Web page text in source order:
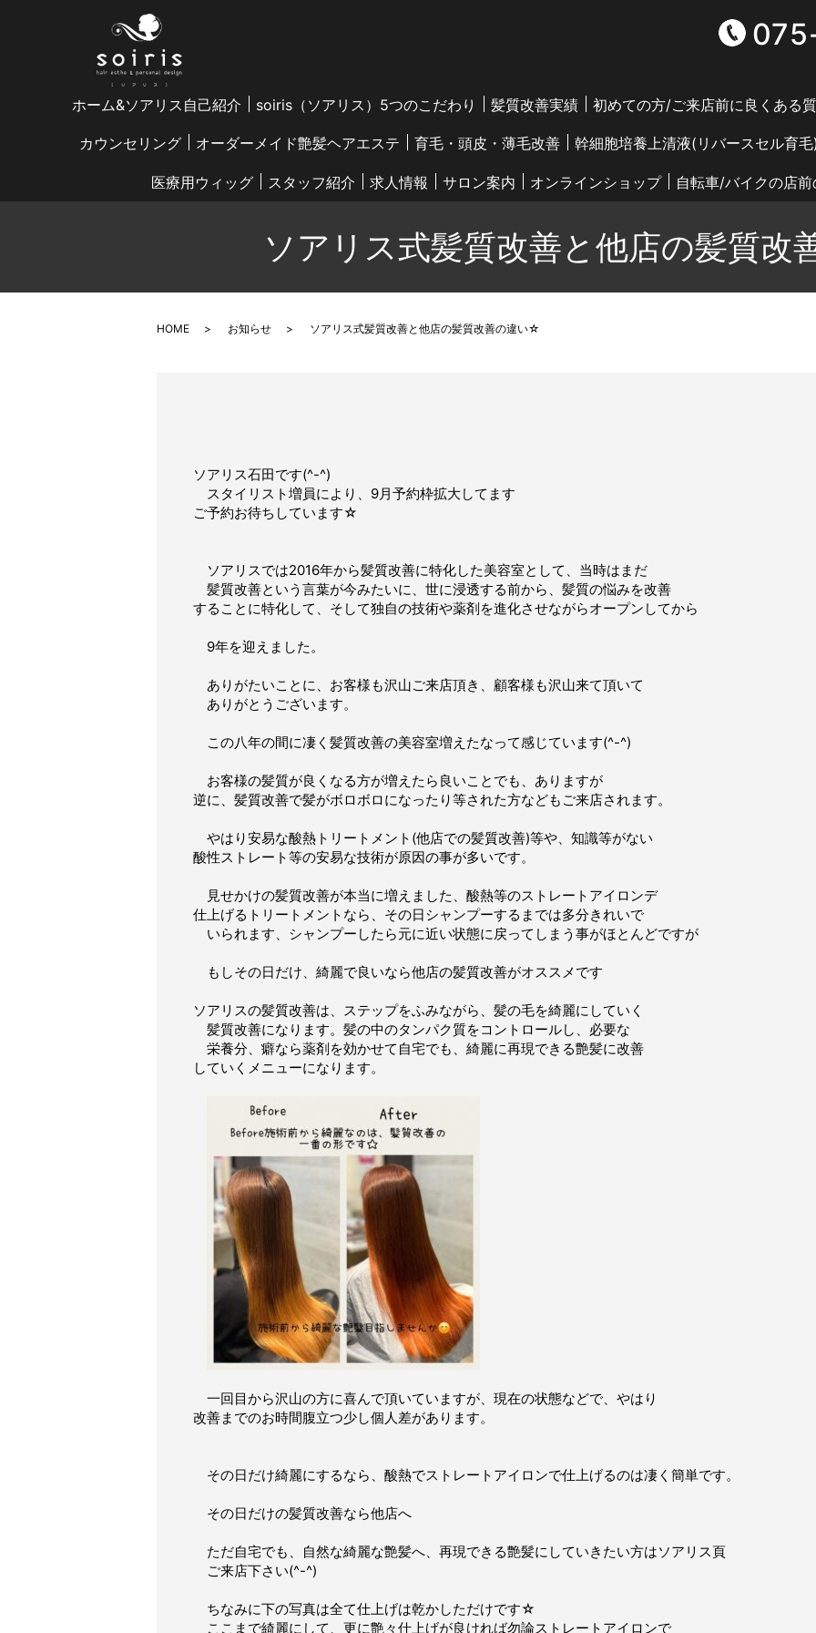
ホーム&ソアリス自己紹介
soiris（ソアリス）5つのこだわり 髪質改善実績 初めての方/ご来店前に良くある
カウンセリング オーダーメイド艶髪ヘアエステ 育毛・頭皮・薄毛改善 幹細胞培養上清液(リバースセル育毛
医療用ウィッグ スタッフ紹介 求人情報 サロン案内 オンラインショップ 自転車/バイクの店
ソアリス式髪質改善と他店の髪質改
HOME お知らせ ソアリス式髪質改善と他店の髪質改善の違い☆
ソアリス石田です(^-^)
スタイリスト増員により、9月予約枠拡大してます
ご予約お待ちしています☆
ソアリスでは2016年から髪質改善に特化した美容室として、当時はまだ
髪質改善という言葉が今みたいに、世に浸透する前から、髪質の悩みを改善
することに特化して、そして独自の技術や薬剤を進化させながらオープンしてから
9年を迎えました。
ありがたいことに、お客様も沢山ご来店頂き、顧客様も沢山来て頂いて
ありがとうございます。
この八年の間に凄く髪質改善の美容室増えたなって感じています(^-^)
お客様の髪質が良くなる方が増えたら良いことでも、ありますが
逆に、髪質改善で髪がボロボロになったり等された方などもご来店されます。
やはり安易な酸熱トリートメント(他店での髪質改善)等や、知識等がない
酸性ストレート等の安易な技術が原因の事が多いです。
見せかけの髪質改善が本当に増えました、酸熱等のストレートアイロンデ
仕上げるトリートメントなら、その日シャンプーするまでは多分きれいで
いられます、シャンプーしたら元に近い状態に戻ってしまう事がほとんどですが
もしその日だけ、綺麗で良いなら他店の髪質改善がオススメです
ソアリスの髪質改善は、ステップをふみながら、髪の毛を綺麗にしていく
髪質改善になります。髪の中のタンパク質をコントロールし、必要な
栄養分、癖なら薬剤を効かせて自宅でも、綺麗に再現できる艶髪に改善
していくメニューになります。
一回目から沢山の方に喜んで頂いていますが、現在の状態などで、やはり
改善までのお時間腹立つ少し個人差があります。
その日だけ綺麗にするなら、酸熱でストレートアイロンで仕上げるのは凄く簡単です。
その日だけの髪質改善なら他店へ
ただ自宅でも、自然な綺麗な艶髪へ、再現できる艶髪にしていきたい方はソアリス頁
ご来店下さい(^-^)
ちなみに下の写真は全て仕上げは乾かしただけです☆
ここまで綺麗にして、更に艶々仕上げが良ければ勿論ストレートアイロンで